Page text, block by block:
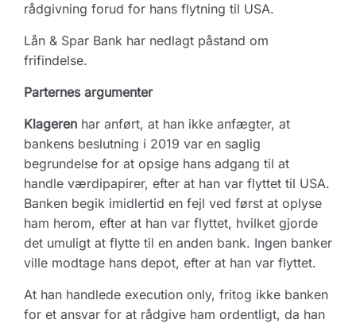
rådgivning forud for hans flytning til USA.
Lån & Spar Bank har nedlagt påstand om
frifindelse.
Parternes argumenter
Klageren har anført, at han ikke anfægter, at
bankens beslutning i 2019 var en saglig
begrundelse for at opsige hans adgang til at
handle værdipapirer, efter at han var flyttet til USA.
Banken begik imidlertid en fejl ved først at oplyse
ham herom, efter at han var flyttet, hvilket gjorde
det umuligt at flytte til en anden bank. Ingen banker
ville modtage hans depot, efter at han var flyttet.
At han handlede execution only, fritog ikke banken
for et ansvar for at rådgive ham ordentligt, da han